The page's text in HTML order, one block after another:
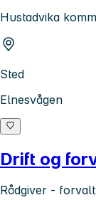
Hustadvika
Sted
Elnesvågen
Drift og
Rådgiver -